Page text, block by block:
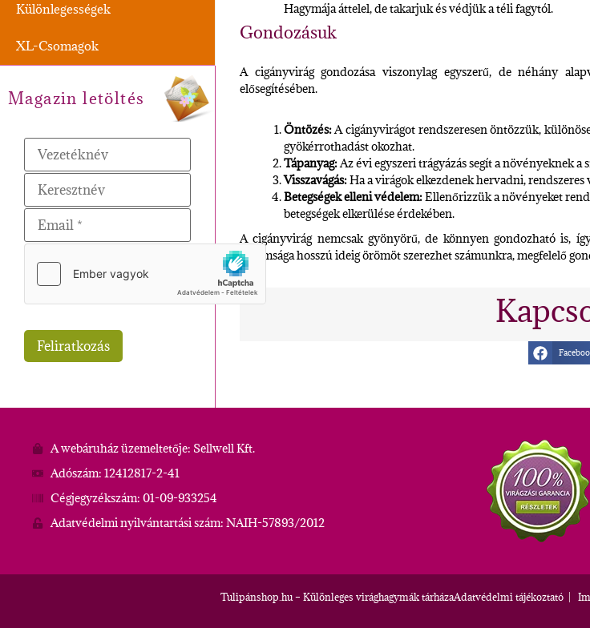
Különlegességek
XL-Csomagok
Magazin letöltés
Hagymája áttelel, de takarjuk és védjük a téli fagytól.
Gondozásuk
A cigányvirág gondozása viszonylag egyszerű, de néhány
elősegítésében.
Öntözés:A cigányvirágot rendszeresen öntözzük,
gyökérrothadást okozhat.
Tápanyag:Az évi egyszeri trágyázás segít a növényeknek a
Visszavágás:Ha a virágok elkezdenek hervadni, rendszeres
Betegségek elleni védelem:Ellenőrizzük a növényeket
betegségek elkerülése érdekében.
A cigányvirág nemcsak gyönyörű, de könnyen gondozható is,
vidámsága hosszú ideig örömöt szerezhet számunkra, megfelelő
A webáruház üzemeltetője: Sellwell Kft.
Adószám: 12412817-2-41
Cégjegyzékszám: 01-09-933254
Adatvédelmi nyilvántartási szám: NAIH-57893/2012
Tulipánshop.hu – Különleges virághagymák tárházaAdatvédelmi tájékoztató